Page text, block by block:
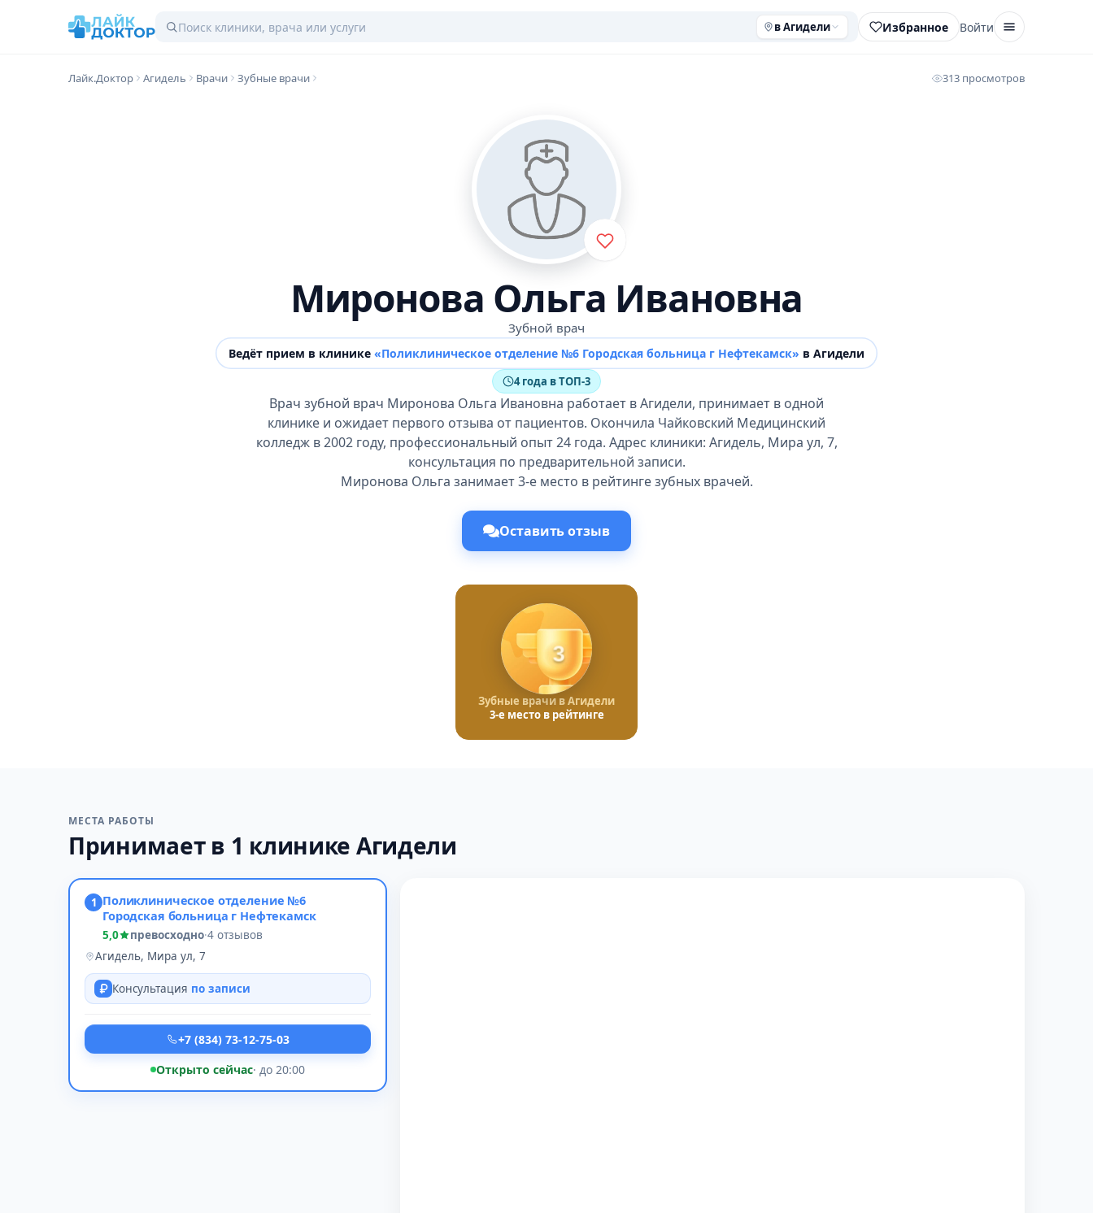
в Агидели Избранное Войти
Лайк.Доктор Агидель Врачи Зубные врачи 313 просмотров
Миронова Ольга Ивановна
Зубной врач
Ведёт прием в клинике «Поликлиническое отделение №6 Городская больница г Нефтекамск» в Агидели
4 года в ТОП-3
Врач зубной врач Миронова Ольга Ивановна работает в Агидели, принимает в одной
клинике и ожидает первого отзыва от пациентов. Окончила Чайковский Медицинский
колледж в 2002 году, профессиональный опыт 24 года. Адрес клиники: Агидель, Мира ул, 7,
консультация по предварительной записи.
Миронова Ольга занимает 3-е место в рейтинге зубных врачей.
Оставить отзыв
3
Зубные врачи в Агидели
3-е место в рейтинге
МЕСТА РАБОТЫ
Принимает в 1 клинике Агидели
1 Поликлиническое отделение №6
Городская больница г Нефтекамск
5,0 превосходно·4 отзывов
Агидель, Мира ул, 7
Консультация по записи
+7 (834) 73-12-75-03
Открыто сейчас· до 20:00